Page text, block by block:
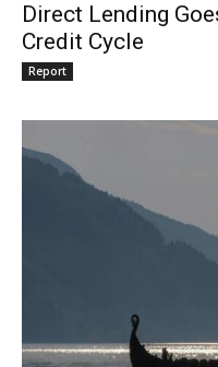
Direct Lending
Credit Cycle
Report